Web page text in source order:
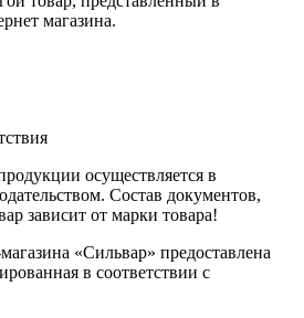
магазина.
осуществляется в
Состав документов,
зависит от марки товара!
«Сильвар» предоставлена
в соответствии с